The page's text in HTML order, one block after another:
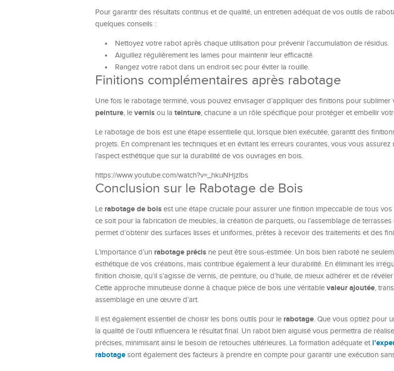
Pour garantir des résultats continus et de qualité, un entretien adéquat de vos outils de
quelques conseils :
Nettoyez votre rabot après chaque utilisation pour prévenir l’accumulation de résidus.
Aiguillez régulièrement les lames pour maintenir leur efficacité.
Rangez votre rabot dans un endroit sec pour éviter la rouille.
Finitions complémentaires après rabotage
Une fois le rabotage terminé, vous pouvez envisager d’appliquer des finitions pour sublimer
peinture, le vernis ou la teinture, chacune a un rôle spécifique pour protéger et embellir
Le rabotage de bois est une étape essentielle qui, lorsque bien exécutée, garantit des
projets. En comprenant les techniques et en évitant les erreurs courantes, vous vous assurez
l’aspect esthétique que sur la durabilité de vos ouvrages en bois.
https://www.youtube.com/watch?v=_hkuNHjzlbs
Conclusion sur le Rabotage de Bois
Le rabotage de bois est une étape cruciale pour assurer une finition impeccable de tous
ce soit pour la fabrication de meubles, la création de parquets, ou l’assemblage de
permet d’obtenir des surfaces lisses et uniformes, prêtes à recevoir des traitements et des
L’importance d’un rabotage précis ne peut être sous-estimée. Un bois bien raboté ne
esthétique de vos créations, mais contribue également à leur durabilité. En éliminant les
finition choisie, qu’il s’agisse de vernis, de peinture, ou d’huile, de mieux adhérer et de
Cette approche minutieuse donne à chaque pièce de bois une véritable valeur ajoutée,
assemblage en une œuvre d’art.
Il est également essentiel de choisir les bons outils pour le rabotage. Que vous optiez pour
la qualité de l’outil influencera le résultat final. Un rabot bien aiguisé vous permettra de
précises, minimisant ainsi le besoin de retouches ultérieures. La formation adéquate et
rabotage sont également des facteurs à prendre en compte pour garantir une exécution